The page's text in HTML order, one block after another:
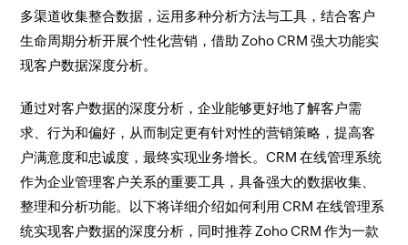
多渠道收集整合数据，运用多种分析方法与工具，结合客户
生命周期分析开展个性化营销，借助 Zoho CRM 强大功能实
现客户数据深度分析。
通过对客户数据的深度分析，企业能够更好地了解客户需
求、行为和偏好，从而制定更有针对性的营销策略，提高客
户满意度和忠诚度，最终实现业务增长。CRM 在线管理系统
作为企业管理客户关系的重要工具，具备强大的数据收集、
整理和分析功能。以下将详细介绍如何利用 CRM 在线管理系
统实现客户数据的深度分析，同时推荐 Zoho CRM 作为一款